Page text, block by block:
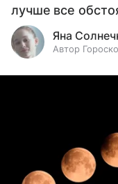
лучше все
Яна
Автор